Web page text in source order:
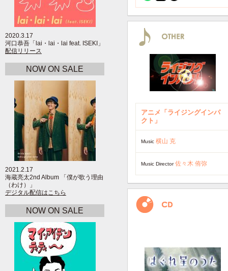
2020.3.17
河口恭吾「lai・lai・lai feat. ISEKI」
配信リリース
NOW ON SALE
2021.2.17
海蔵亮太2nd Album 「僕が歌う理由
（わけ）」
デジタル配信はこちら
NOW ON SALE
アニメ「ライジングインパ
クト」
Music 横山 克
Music Director佐々木 侑弥